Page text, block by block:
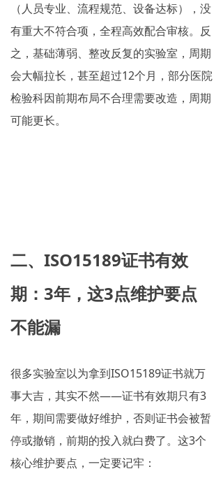
（人员专业、流程规范、设备达标），没
有重大不符合项，全程高效配合审核。反
之，基础薄弱、整改反复的实验室，周期
会大幅拉长，甚至超过12个月，部分医院
检验科因前期布局不合理需要改造，周期
可能更长。
二、ISO15189证书有效
期：3年，这3点维护要点
不能漏
很多实验室以为拿到ISO15189证书就万
事大吉，其实不然——证书有效期只有3
年，期间需要做好维护，否则证书会被暂
停或撤销，前期的投入就白费了。这3个
核心维护要点，一定要记牢：